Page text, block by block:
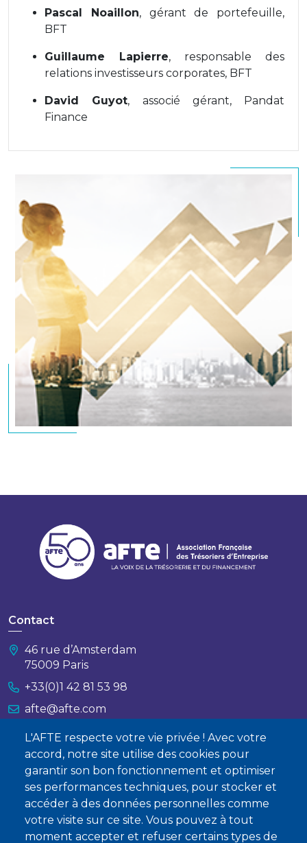
L'AFTE respecte votre vie privée ! Avec votre
accord, notre site utilise des cookies pour
garantir son bon fonctionnement et optimiser
ses performances techniques, pour stocker et
accéder à des données personnelles comme
votre visite sur ce site. Vous pouvez à tout
moment accepter et refuser certains types de
Pascal Noaillon, gérant de portefeuille,
BFT
Guillaume Lapierre, responsable des
relations investisseurs corporates, BFT
David Guyot, associé gérant, Pandat
Finance
Contact
46 rue d’Amsterdam
75009 Paris
+33(0)1 42 81 53 98
afte@afte.com
Nous contacter
À propos
Qui sommes-nous ?
Devenir membre